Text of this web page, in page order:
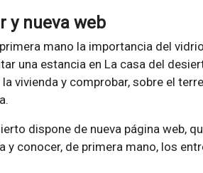
y nueva web
mano la importancia del
una estancia en La casa del
vivienda y comprobar, sobre el
dispone de nueva página web,
y conocer, de primera mano, los